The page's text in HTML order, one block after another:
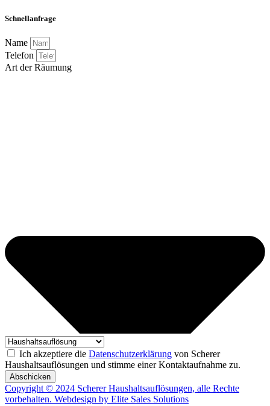
Schnellanfrage
Name
Telefon
Art der Räumung
Ich akzeptiere die Datenschutzerklärung von Scherer
Haushaltsauflösungen und stimme einer Kontaktaufnahme zu.
Abschicken
Copyright © 2024 Scherer Haushaltsauflösungen, alle Rechte
vorbehalten. Webdesign by Elite Sales Solutions